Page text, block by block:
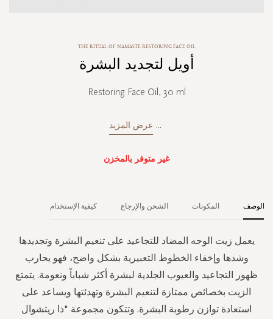
THE RITUAL OF NAMASTE RESTORING FACE OIL
أويل لتجديد البشرة
Restoring Face Oil, 30 ml
... عرض المزيد
غير متوفر بالمخزن
الوصف
يعمل زيت الوجه المضاد للتجاعيد على تنعيم البشرة وتجديدها
وشدها وإخفاء الخطوط التعبيرية بشكل واضح، فهو يحارب
ظهور التجاعيد والعيوب الجلدية لبشرة أكثر شباباً ونعومة. يتمتع
الزيت بخصائص ممتازة لتنعيم البشرة وتهدئتها ويساعد على
استعادة توازن رطوبة البشرة. وتتكون مجموعة "ذا ريتشوال
المكونات الشحن والإرجاع كيفية الإستخدام